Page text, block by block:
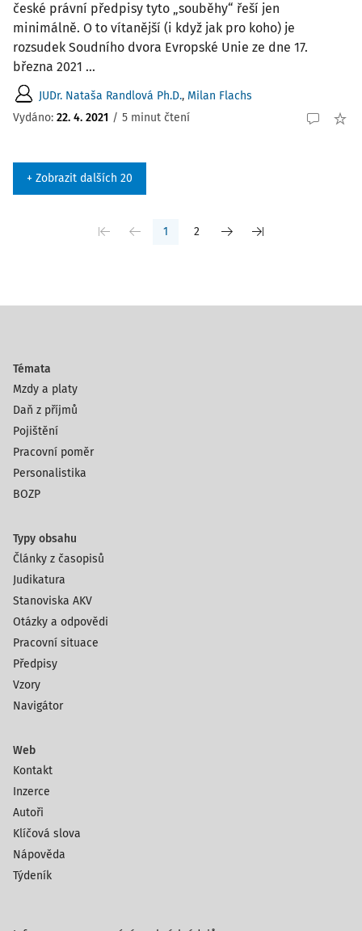
české právní předpisy tyto „souběhy“ řeší jen
minimálně. O to vítanější (i když jak pro koho) je
rozsudek Soudního dvora Evropské Unie ze dne 17.
března 2021 ...
JUDr. Nataša Randlová Ph.D., Milan Flachs
Vydáno: 22. 4. 2021 / 5 minut čtení
+ Zobrazit dalších 20
1 2
Témata
Mzdy a platy
Daň z příjmů
Pojištění
Pracovní poměr
Personalistika
BOZP
Typy obsahu
Články z časopisů
Judikatura
Stanoviska AKV
Otázky a odpovědi
Pracovní situace
Předpisy
Vzory
Navigátor
Web
Kontakt
Inzerce
Autoři
Klíčová slova
Nápověda
Týdeník